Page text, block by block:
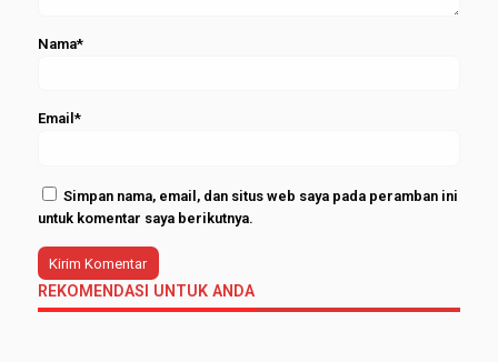
Nama*
Email*
Simpan nama, email, dan situs web saya pada peramban ini
untuk komentar saya berikutnya.
REKOMENDASI UNTUK ANDA